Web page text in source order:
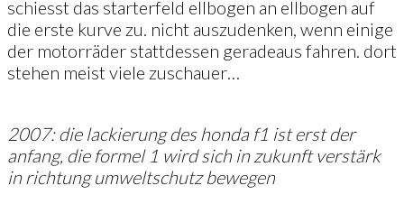
schiesst das starterfeld ellbogen an ellbogen auf
die erste kurve zu. nicht auszudenken, wenn einige
der motorräder stattdessen geradeaus fahren. dort
stehen meist viele zuschauer…
2007: die lackierung des honda f1 ist erst der
anfang, die formel 1 wird sich in zukunft verstärk
in richtung umweltschutz bewegen